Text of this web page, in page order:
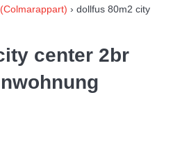
› dollfus 80m2 city
center 2br